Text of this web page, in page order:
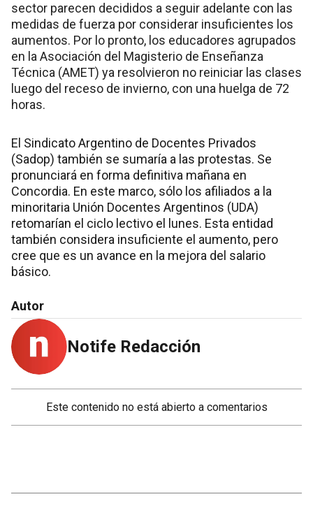
sector parecen decididos a seguir adelante con las
medidas de fuerza por considerar insuficientes los
aumentos. Por lo pronto, los educadores agrupados
en la Asociación del Magisterio de Enseñanza
Técnica (AMET) ya resolvieron no reiniciar las clases
luego del receso de invierno, con una huelga de 72
horas.
El Sindicato Argentino de Docentes Privados
(Sadop) también se sumaría a las protestas. Se
pronunciará en forma definitiva mañana en
Concordia. En este marco, sólo los afiliados a la
minoritaria Unión Docentes Argentinos (UDA)
retomarían el ciclo lectivo el lunes. Esta entidad
también considera insuficiente el aumento, pero
cree que es un avance en la mejora del salario
básico.
Autor
Notife Redacción
Este contenido no está abierto a comentarios